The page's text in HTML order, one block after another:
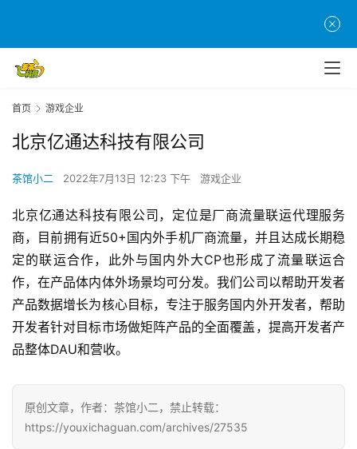
首
页
游
茶
原
创
游
戏
业
界
手
机
游
单
首页 游戏企业
北京亿通达科技有限公司
茶馆小二 2022年7月13日 12:23 下午 游戏企业
北京亿通达科技有限公司，定位是厂商流量联运代理服务
商，目前拥有近50+国内外手机厂商流量，并且达成长期稳
定的联运合作，此外与国内外大CP也形成了流量联运合
作，在产品体内体外场景均可分发。我们公司以帮助开发者
产品数据增长为核心目标，专注于服务国内外开发者，帮助
开发者针对目标市场做矩阵产品的全面覆盖，提高开发者产
品整体DAU和营收。
原创文章，作者：茶馆小二，禁止转载：
https://youxichaguan.com/archives/27535